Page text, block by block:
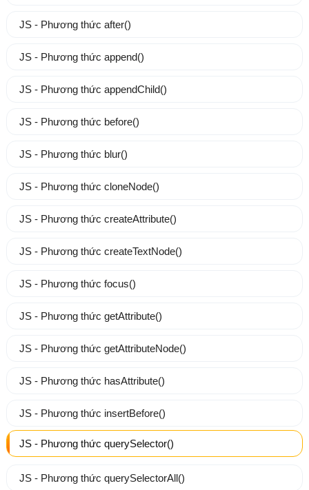
JS - Phương thức after()
JS - Phương thức append()
JS - Phương thức appendChild()
JS - Phương thức before()
JS - Phương thức blur()
JS - Phương thức cloneNode()
JS - Phương thức createAttribute()
JS - Phương thức createTextNode()
JS - Phương thức focus()
JS - Phương thức getAttribute()
JS - Phương thức getAttributeNode()
JS - Phương thức hasAttribute()
JS - Phương thức insertBefore()
JS - Phương thức querySelector()
JS - Phương thức querySelectorAll()